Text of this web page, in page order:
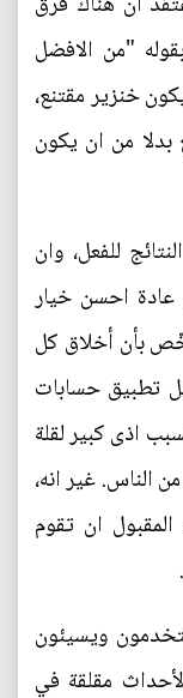
"من الافضل
خنزير مقتنع،
من ان يكون
للفعل، وان
احسن خيار
بأن أخلاق كل
تطبيق حسابات
اذى كبير لقلة
الناس. غير انه،
ان تقوم
ويسيئون
مقلقة في